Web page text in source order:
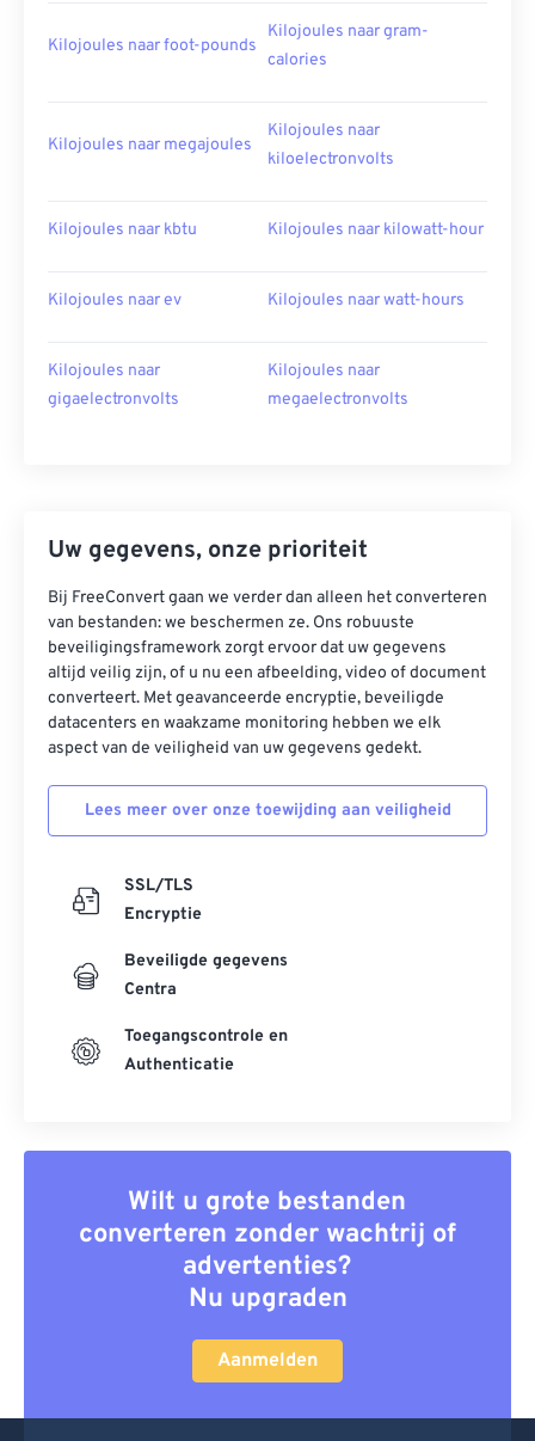
Kilojoules naar foot-pounds
Kilojoules naar gram-
calories
Kilojoules naar megajoules
Kilojoules naar
kiloelectronvolts
Kilojoules naar kbtu Kilojoules naar kilowatt-hour
Kilojoules naar ev Kilojoules naar watt-hours
Kilojoules naar
gigaelectronvolts
Kilojoules naar
megaelectronvolts
Uw gegevens, onze prioriteit
Bij FreeConvert gaan we verder dan alleen het converteren
van bestanden: we beschermen ze. Ons robuuste
beveiligingsframework zorgt ervoor dat uw gegevens
altijd veilig zijn, of u nu een afbeelding, video of document
converteert. Met geavanceerde encryptie, beveiligde
datacenters en waakzame monitoring hebben we elk
aspect van de veiligheid van uw gegevens gedekt.
Lees meer over onze toewijding aan veiligheid
SSL/TLS
Encryptie
Beveiligde gegevens
Centra
Toegangscontrole en
Authenticatie
Wilt u grote bestanden
converteren zonder wachtrij of
advertenties?
Nu upgraden
Aanmelden